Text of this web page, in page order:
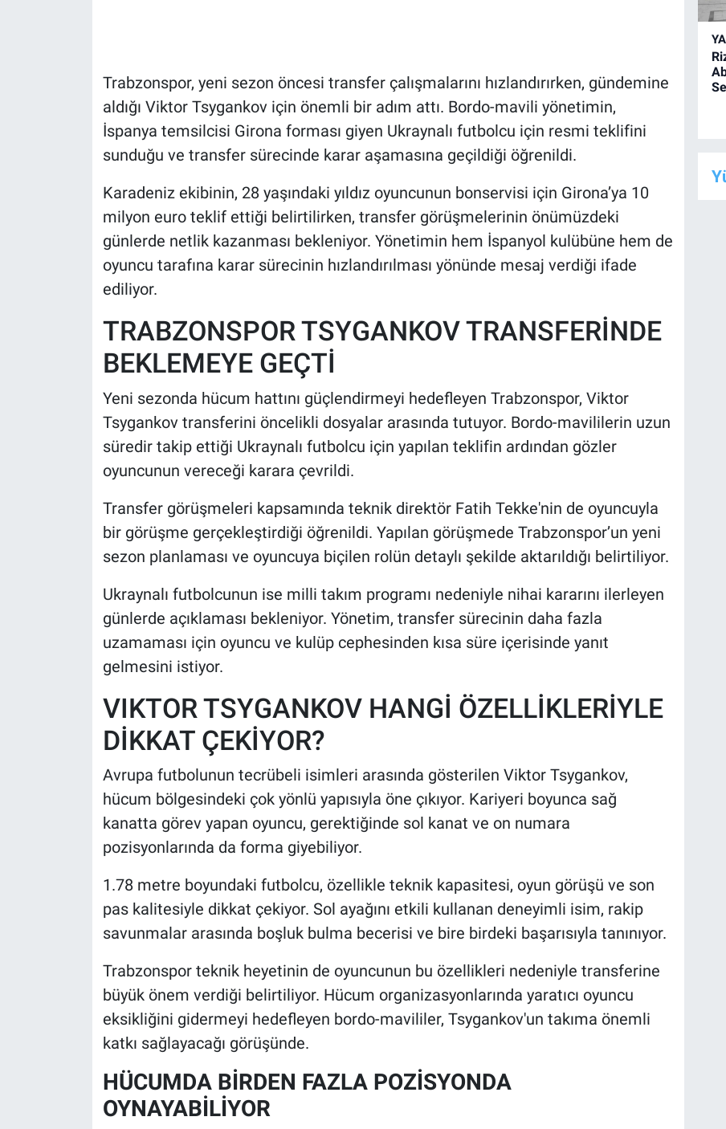
Trabzonspor, yeni sezon öncesi transfer çalışmalarını hızlandırırken, gündemine
aldığı Viktor Tsygankov için önemli bir adım attı. Bordo-mavili yönetimin,
İspanya temsilcisi Girona forması giyen Ukraynalı futbolcu için resmi teklifini
sunduğu ve transfer sürecinde karar aşamasına geçildiği öğrenildi.
Karadeniz ekibinin, 28 yaşındaki yıldız oyuncunun bonservisi için Girona’ya 10
milyon euro teklif ettiği belirtilirken, transfer görüşmelerinin önümüzdeki
günlerde netlik kazanması bekleniyor. Yönetimin hem İspanyol kulübüne hem de
oyuncu tarafına karar sürecinin hızlandırılması yönünde mesaj verdiği ifade
ediliyor.
TRABZONSPOR TSYGANKOV TRANSFERİNDE
BEKLEMEYE GEÇTİ
Yeni sezonda hücum hattını güçlendirmeyi hedefleyen Trabzonspor, Viktor
Tsygankov transferini öncelikli dosyalar arasında tutuyor. Bordo-mavililerin uzun
süredir takip ettiği Ukraynalı futbolcu için yapılan teklifin ardından gözler
oyuncunun vereceği karara çevrildi.
Transfer görüşmeleri kapsamında teknik direktör Fatih Tekke'nin de oyuncuyla
bir görüşme gerçekleştirdiği öğrenildi. Yapılan görüşmede Trabzonspor’un yeni
sezon planlaması ve oyuncuya biçilen rolün detaylı şekilde aktarıldığı belirtiliyor.
Ukraynalı futbolcunun ise milli takım programı nedeniyle nihai kararını ilerleyen
günlerde açıklaması bekleniyor. Yönetim, transfer sürecinin daha fazla
uzamaması için oyuncu ve kulüp cephesinden kısa süre içerisinde yanıt
gelmesini istiyor.
VIKTOR TSYGANKOV HANGİ ÖZELLİKLERİYLE
DİKKAT ÇEKİYOR?
Avrupa futbolunun tecrübeli isimleri arasında gösterilen Viktor Tsygankov,
hücum bölgesindeki çok yönlü yapısıyla öne çıkıyor. Kariyeri boyunca sağ
kanatta görev yapan oyuncu, gerektiğinde sol kanat ve on numara
pozisyonlarında da forma giyebiliyor.
1.78 metre boyundaki futbolcu, özellikle teknik kapasitesi, oyun görüşü ve son
pas kalitesiyle dikkat çekiyor. Sol ayağını etkili kullanan deneyimli isim, rakip
savunmalar arasında boşluk bulma becerisi ve bire birdeki başarısıyla tanınıyor.
Trabzonspor teknik heyetinin de oyuncunun bu özellikleri nedeniyle transferine
büyük önem verdiği belirtiliyor. Hücum organizasyonlarında yaratıcı oyuncu
eksikliğini gidermeyi hedefleyen bordo-mavililer, Tsygankov'un takıma önemli
katkı sağlayacağı görüşünde.
HÜCUMDA BİRDEN FAZLA POZİSYONDA
OYNAYABİLİYOR
MAGAZİN
Bilim, Teknoloji